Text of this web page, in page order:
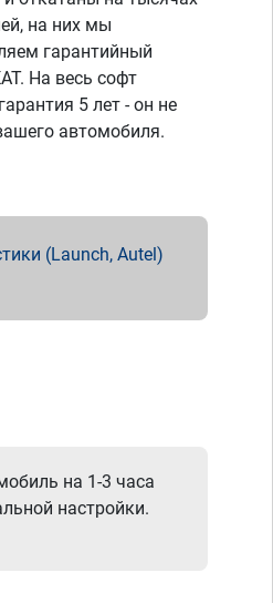
на них мы
гарантийный
На весь софт
5 лет - он не
автомобиля.
(Launch, Autel)
на 1-3 часа
настройки.